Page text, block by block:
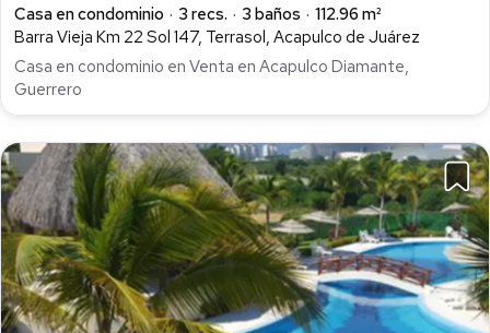
Casa en condominio
3 recs. 3 baños
112.96 m²
Barra Vieja Km 22 Sol 147, Terrasol, Acapulco de Juárez
Casa en condominio en Venta en Acapulco Diamante,
Guerrero